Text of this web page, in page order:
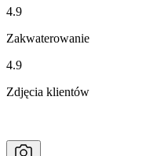
4.9
Zakwaterowanie
4.9
Zdjęcia klientów